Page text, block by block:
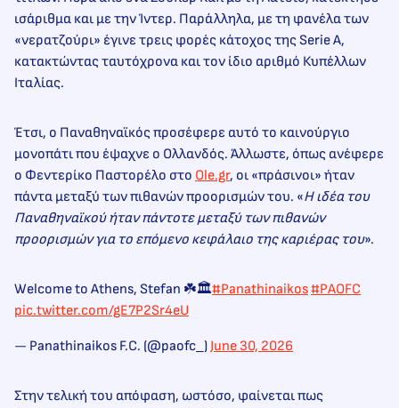
ισάριθμα και με την Ίντερ. Παράλληλα, με τη φανέλα των
«νερατζούρι» έγινε τρεις φορές κάτοχος της Serie A,
κατακτώντας ταυτόχρονα και τον ίδιο αριθμό Κυπέλλων
Ιταλίας.
Έτσι, ο Παναθηναϊκός προσέφερε αυτό το καινούργιο
μονοπάτι που έψαχνε ο Ολλανδός. Άλλωστε, όπως ανέφερε
ο Φεντερίκο Παστορέλο στο Ole.gr, οι «πράσινοι» ήταν
πάντα μεταξύ των πιθανών προορισμών του. «Η ιδέα του
Παναθηναϊκού ήταν πάντοτε μεταξύ των πιθανών
προορισμών για το επόμενο κεφάλαιο της καριέρας του».
Welcome to Athens, Stefan ☘️🏛️#Panathinaikos#PAOFC
pic.twitter.com/gE7P2Sr4eU
— Panathinaikos F.C. (@paofc_)June 30, 2026
Στην τελική του απόφαση, ωστόσο, φαίνεται πως